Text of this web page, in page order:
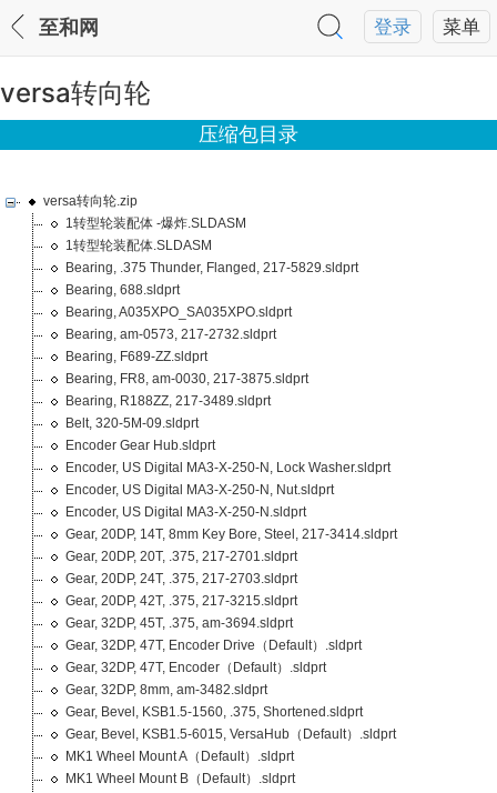
菜单
登录
至和网
versa转向轮
压缩包目录
versa转向轮.zip
1转型轮装配体 -爆炸.SLDASM
1转型轮装配体.SLDASM
Bearing, .375 Thunder, Flanged, 217-5829.sldprt
Bearing, 688.sldprt
Bearing, A035XPO_SA035XPO.sldprt
Bearing, am-0573, 217-2732.sldprt
Bearing, F689-ZZ.sldprt
Bearing, FR8, am-0030, 217-3875.sldprt
Bearing, R188ZZ, 217-3489.sldprt
Belt, 320-5M-09.sldprt
Encoder Gear Hub.sldprt
Encoder, US Digital MA3-X-250-N, Lock Washer.sldprt
Encoder, US Digital MA3-X-250-N, Nut.sldprt
Encoder, US Digital MA3-X-250-N.sldprt
Gear, 20DP, 14T, 8mm Key Bore, Steel, 217-3414.sldprt
Gear, 20DP, 20T, .375, 217-2701.sldprt
Gear, 20DP, 24T, .375, 217-2703.sldprt
Gear, 20DP, 42T, .375, 217-3215.sldprt
Gear, 32DP, 45T, .375, am-3694.sldprt
Gear, 32DP, 47T, Encoder Drive（Default）.sldprt
Gear, 32DP, 47T, Encoder（Default）.sldprt
Gear, 32DP, 8mm, am-3482.sldprt
Gear, Bevel, KSB1.5-1560, .375, Shortened.sldprt
Gear, Bevel, KSB1.5-6015, VersaHub（Default）.sldprt
MK1 Wheel Mount A（Default）.sldprt
MK1 Wheel Mount B（Default）.sldprt